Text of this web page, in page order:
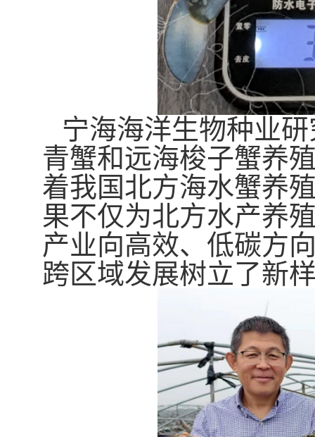
宁海海洋生物种业
青蟹和远海梭子蟹养
着我国北方海水蟹养
果不仅为北方水产养
产业向高效、低碳方
跨区域发展树立了新